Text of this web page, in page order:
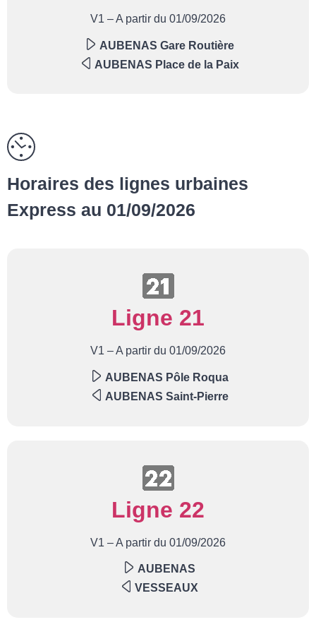
V1 – A partir du 01/09/2026
AUBENAS Gare Routière
AUBENAS Place de la Paix
Horaires des lignes urbaines
Express au 01/09/2026
Ligne 21
V1 – A partir du 01/09/2026
AUBENAS Pôle Roqua
AUBENAS Saint-Pierre
Ligne 22
V1 – A partir du 01/09/2026
AUBENAS
VESSEAUX